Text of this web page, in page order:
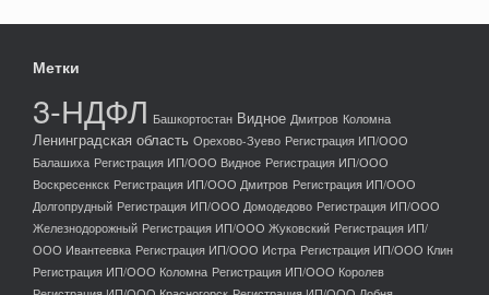
Метки
3-НДФЛ Башкортостан Видное Дмитров Коломна
Ленинградская область Орехово-Зуево Регистрация ИП/ООО
Балашиха Регистрация ИП/ООО Видное Регистрация ИП/ООО
Воскресенкск Регистрация ИП/ООО Дмитров Регистрация ИП/ООО
Долгопрудный Регистрация ИП/ООО Домодедово Регистрация ИП/ООО
Железнодорожный Регистрация ИП/ООО Жуковский Регистрация ИП/
ООО Ивантеевка Регистрация ИП/ООО Истра Регистрация ИП/ООО Клин
Регистрация ИП/ООО Коломна Регистрация ИП/ООО Королев